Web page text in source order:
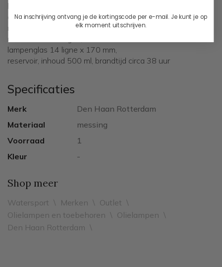
hoog 380 mm,
diameter 300 mm,
messing, gepolijst en gelakt,
rondbrander 14 ligne,
lampenglas 14 ligne x 170 mm,
reservoir, inhoud 500 ml, brandtijd circa 38 uur
Specificaties
Merk
Den Haan Rotterdam
Materiaal
messing
Voorraad
1
Kleur
-
Shop meer
Watersport \ Merken \ Outlet \
Olielampen en toebehoren \ Olielampen \
Den Haan Rotterdam \
Na inschrijving ontvang je de kortingscode per e-mail. Je kunt je op
elk moment uitschrijven.